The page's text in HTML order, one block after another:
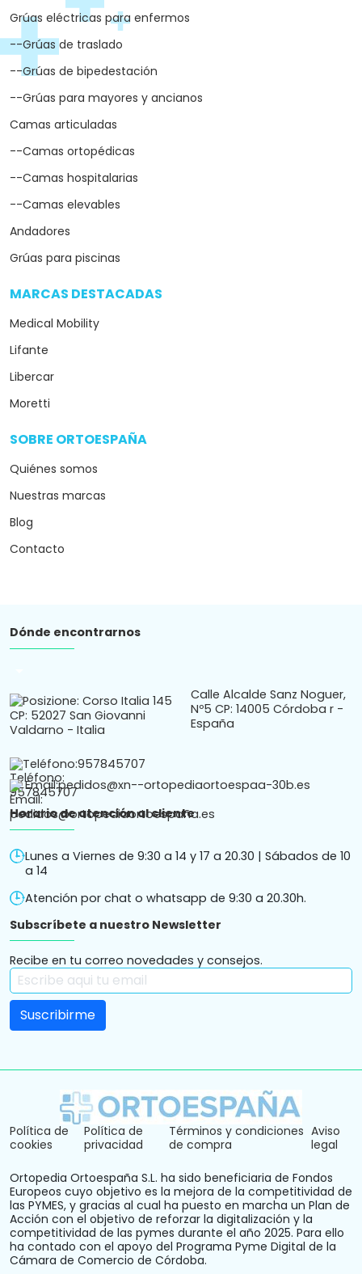
Grúas eléctricas para enfermos
--Grúas de traslado
--Grúas de bipedestación
--Grúas para mayores y ancianos
Camas articuladas
--Camas ortopédicas
--Camas hospitalarias
--Camas elevables
Andadores
Grúas para piscinas
MARCAS DESTACADAS
Medical Mobility
Lifante
Libercar
Moretti
SOBRE ORTOESPAÑA
Quiénes somos
Nuestras marcas
Blog
Contacto
Dónde encontrarnos
Calle Alcalde Sanz Noguer,
Nº5 CP: 14005 Córdoba r -
España
Teléfono:957845707
Email:pedidos@xn--ortopediaortoespaa-30b.es
Horario de atención al cliente
Lunes a Viernes de 9:30 a 14 y 17 a 20.30 | Sábados de 10
a 14
Atención por chat o whatsapp de 9:30 a 20.30h.
Subscríbete a nuestro Newsletter
Recibe en tu correo novedades y consejos.
Política de
cookies
Política de
privacidad
Términos y condiciones
de compra
Aviso
legal
Ortopedia Ortoespaña S.L. ha sido beneficiaria de Fondos
Europeos cuyo objetivo es la mejora de la competitividad de
las PYMES, y gracias al cual ha puesto en marcha un Plan de
Acción con el objetivo de reforzar la digitalización y la
competitividad de las pymes durante el año 2025. Para ello
ha contado con el apoyo del Programa Pyme Digital de la
Cámara de Comercio de Córdoba.